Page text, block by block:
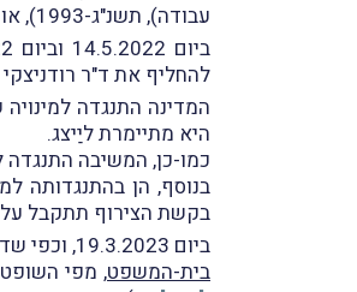
עבודה), תשנ"ג-1993), או לתת הנחיות כלליות בנושא.
להחליף את ד"ר
המדינה התנגדה
היא מתיימרת ליַיצג.
כמו-כן, המשיבה התנגדה
בנוסף, הן בהתנגדותה
בקשת הצירוף תתקבל
ביום 19.3.2023, וכפי שדיווחנו במבזק מיום 29.3.2023, ניתנה החלטתו של בית-המשפט המחוזי בתל-אביב בבקשות.
בית-המשפט, מפי